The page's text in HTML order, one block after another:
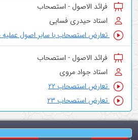
فرائد الاصول - استصحاب
استاد حیدری فسایی
تعارض استصحاب با سایر اصول عملیه ۵
فرائد الاصول - استصحاب
استاد جواد مروی
تعارض استصحاب ۲۲
تعارض استصحاب ۲۳